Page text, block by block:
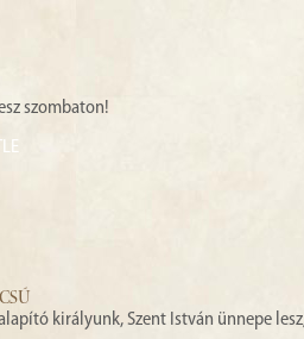
szombaton!
királyunk, Szent István ünnepe lesz